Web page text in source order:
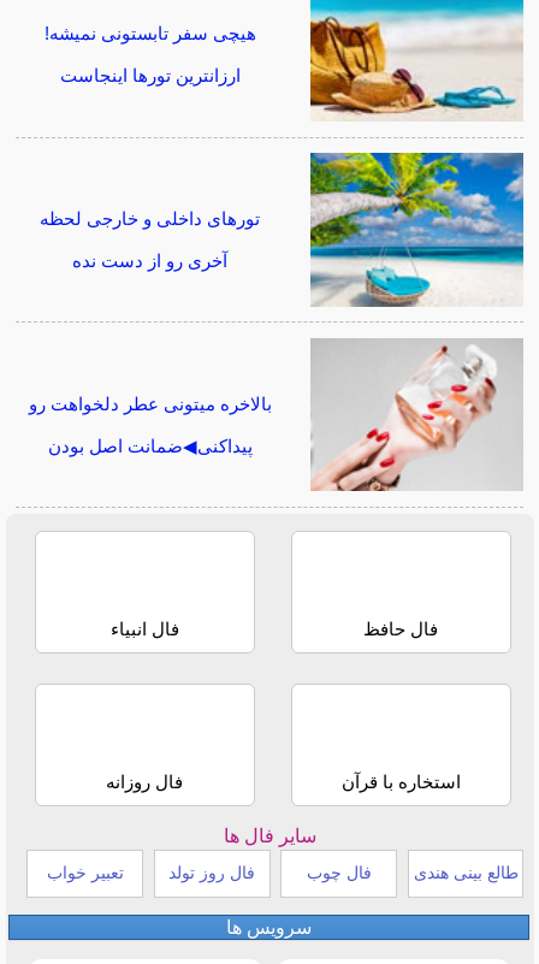
هیچی سفر تابستونی نمیشه!
ارزانترین تورها اینجاست
تورهای داخلی و خارجی لحظه
آخری رو از دست نده
بالاخره میتونی عطر دلخواهت رو
پیداکنی◀ضمانت اصل بودن
فال حافظ فال انبیاء
استخاره با قرآن فال روزانه
سایر فال ها
طالع بینی هندی فال چوب فال روز تولد تعبیر خواب
سرویس ها